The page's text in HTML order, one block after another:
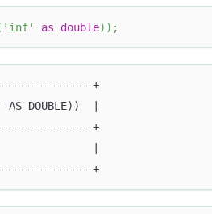
'inf' as double) ) ;
+
DOUBLE))  |
+
|
+